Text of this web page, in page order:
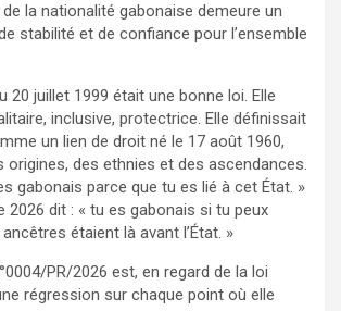
la nationalité gabonaise demeure un
stabilité et de confiance pour l’ensemble
20 juillet 1999 était une bonne loi. Elle
inclusive, protectrice. Elle définissait
un lien de droit né le 17 août 1960,
origines, des ethnies et des ascendances.
gabonais parce que tu es lié à cet État. »
2026 dit : « tu es gabonais si tu peux
étaient là avant l’État. »
PR/2026 est, en regard de la loi
régression sur chaque point où elle